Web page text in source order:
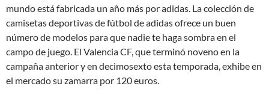
mundo está fabricada un año más por adidas. La colección de
camisetas deportivas de fútbol de adidas ofrece un buen
número de modelos para que nadie te haga sombra en el
campo de juego. El Valencia CF, que terminó noveno en la
campaña anterior y en decimosexto esta temporada, exhibe en
el mercado su zamarra por 120 euros.